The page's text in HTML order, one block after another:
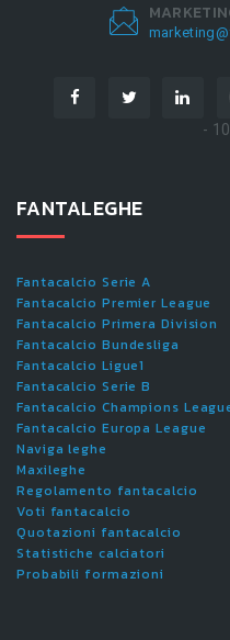
-
FANTALEGHE
Fantacalcio Serie A
Fantacalcio Premier League
Fantacalcio Primera Division
Fantacalcio Bundesliga
Fantacalcio Ligue1
Fantacalcio Serie B
Fantacalcio Champions
Fantacalcio Europa League
Naviga leghe
Maxileghe
Regolamento fantacalcio
Voti fantacalcio
Quotazioni fantacalcio
Statistiche calciatori
Probabili formazioni